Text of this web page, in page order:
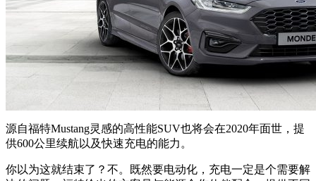
源自福特Mustang灵感的高性能SUV也将会在2020年面世，提
供600公里续航以及快速充电的能力。
你以为这就结束了？不。既然要电动化，充电一定是个需要解